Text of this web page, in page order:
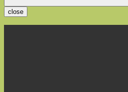
close